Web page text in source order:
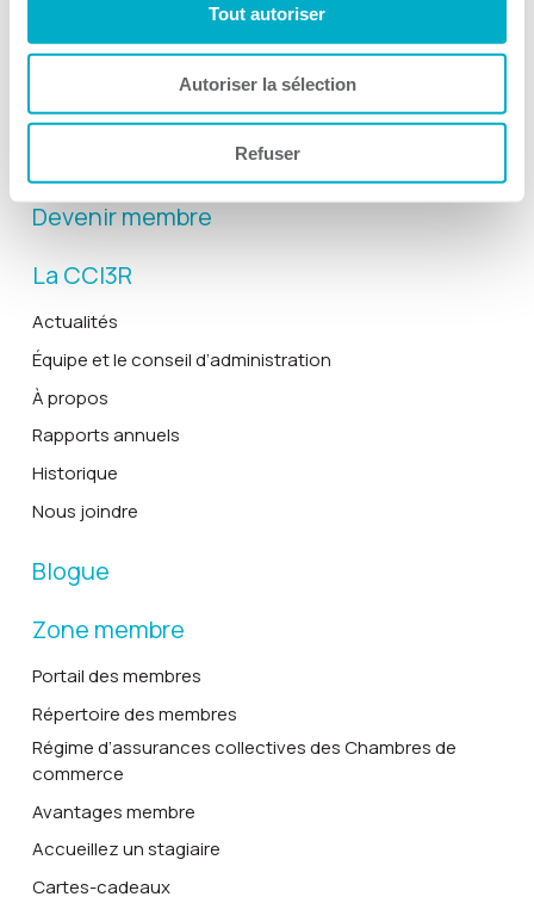
Tout autoriser
Autoriser la sélection
Refuser
Gala Radisson
Solutions RH
Devenir membre
La CCI3R
Actualités
Équipe et le conseil d’administration
À propos
Rapports annuels
Historique
Nous joindre
Blogue
Zone membre
Portail des membres
Répertoire des membres
Régime d’assurances collectives des Chambres de
commerce
Avantages membre
Accueillez un stagiaire
Cartes-cadeaux